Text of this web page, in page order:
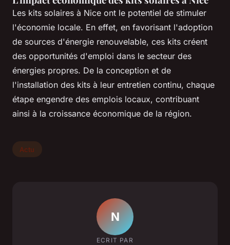
Les kits solaires à Nice ont le potentiel de stimuler
l'économie locale. En effet, en favorisant l'adoption
de sources d'énergie renouvelable, ces kits créent
des opportunités d'emploi dans le secteur des
énergies propres. De la conception et de
l'installation des kits à leur entretien continu, chaque
étape engendre des emplois locaux, contribuant
ainsi à la croissance économique de la région.
Actu
N
ECRIT PAR